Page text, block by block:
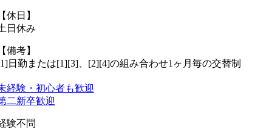
休日】
日休み
備考】
日勤または[1][3]、[2][4]の組み合わせ1ヶ月毎の交替制
経験・初心者も歓迎
二新卒歓迎
験不問